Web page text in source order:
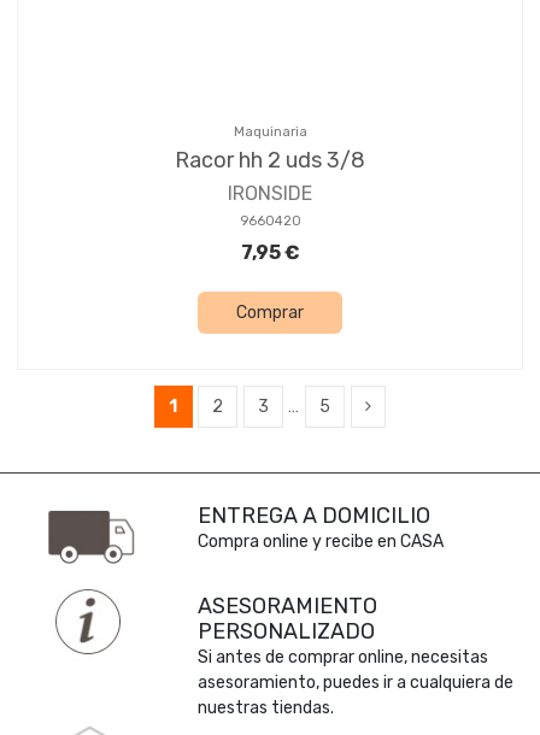
Maquinaria
Racor hh 2 uds 3/8
IRONSIDE
9660420
7,95 €
Comprar
1 2 3 … 5
ENTREGA A DOMICILIO
Compra online y recibe en CASA
ASESORAMIENTO
PERSONALIZADO
Si antes de comprar online, necesitas
asesoramiento, puedes ir a cualquiera de
nuestras tiendas.